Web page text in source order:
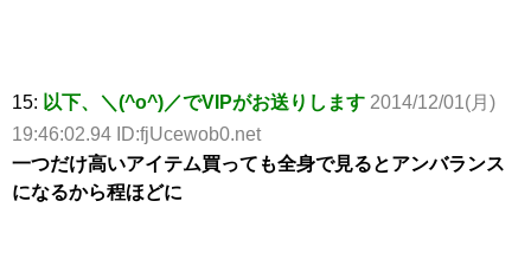
15: 以下、＼(^o^)／でVIPがお送りします 2014/12/01(月)
19:46:02.94 ID:fjUcewob0.net
一つだけ高いアイテム買っても全身で見るとアンバランス
になるから程ほどに